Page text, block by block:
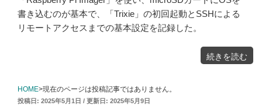
書き込むのが基本で、「Trixie」の初回起動とSSHによる
リモートアクセスまでの基本設定を記録した。
"Raspberry
Pi
OS
続きを読む
HOME>現在のページは投稿記事ではありません。
投
2025年5月1日 2025年5月9日